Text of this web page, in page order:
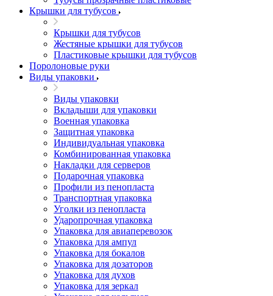
Крышки для тубусов
Крышки для тубусов
Жестяные крышки для тубусов
Пластиковые крышки для тубусов
Поролоновые руки
Виды упаковки
Виды упаковки
Вкладыши для упаковки
Военная упаковка
Защитная упаковка
Индивидуальная упаковка
Комбинированная упаковка
Накладки для серверов
Подарочная упаковка
Профили из пенопласта
Транспортная упаковка
Уголки из пенопласта
Ударопрочная упаковка
Упаковка для авиаперевозок
Упаковка для ампул
Упаковка для бокалов
Упаковка для дозаторов
Упаковка для духов
Упаковка для зеркал